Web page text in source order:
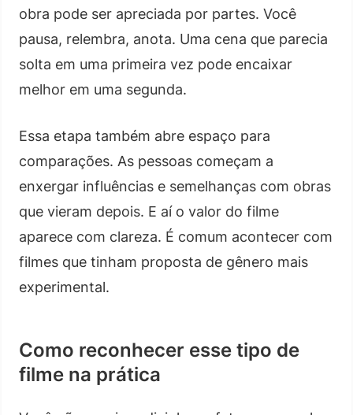
obra pode ser apreciada por partes. Você
pausa, relembra, anota. Uma cena que parecia
solta em uma primeira vez pode encaixar
melhor em uma segunda.
Essa etapa também abre espaço para
comparações. As pessoas começam a
enxergar influências e semelhanças com obras
que vieram depois. E aí o valor do filme
aparece com clareza. É comum acontecer com
filmes que tinham proposta de gênero mais
experimental.
Como reconhecer esse tipo de
filme na prática